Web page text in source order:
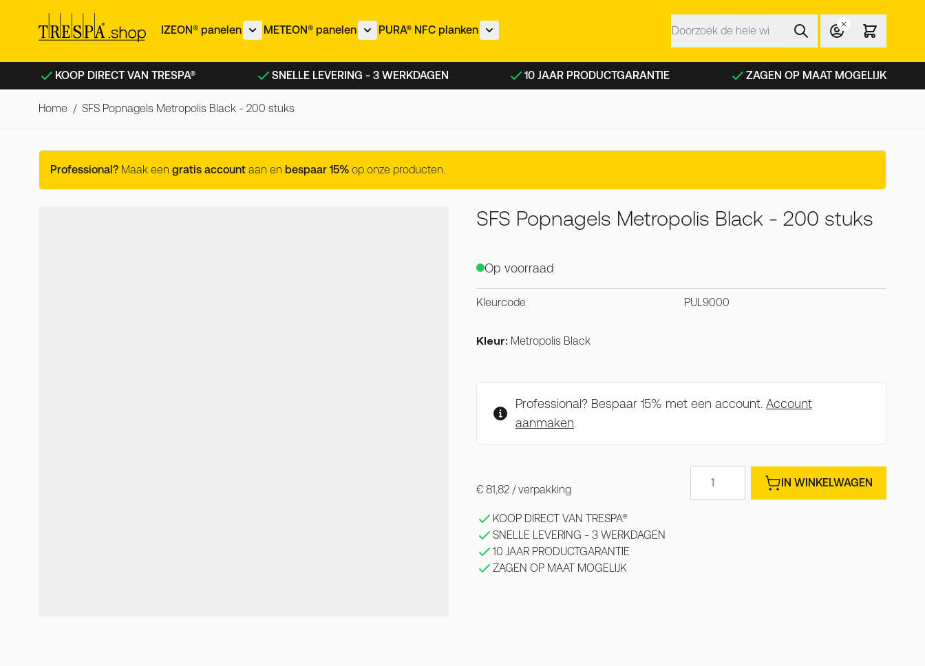
IZEON® panelen
Toon submenu voor IZEON® panelen categorie
METEON® panelen
Toon submenu voor METEON® panelen categorie
PURA® NFC planken
Toon submenu voor PURA® NFC planken categorie
KOOP DIRECT VAN TRESPA® SNELLE LEVERING - 3 WERKDAGEN 10 JAAR PRODUCTGARANTIE ZAGEN OP MAAT MOGELIJK
Home / SFS Popnagels Metropolis Black - 200 stuks
SFS Popnagels Metropolis Black - 200 stuks
Professional? Maak een gratis account aan en bespaar 15% op onze producten.
SFS Popnagels Metropolis Black - 200 stuks
Op voorraad
Kleurcode PUL9000
Kleur: Metropolis Black
Professional? Bespaar 15% met een account. Account
aanmaken.
€ 81,82 / verpakking
IN WINKELWAGEN
KOOP DIRECT VAN TRESPA®
SNELLE LEVERING - 3 WERKDAGEN
10 JAAR PRODUCTGARANTIE
ZAGEN OP MAAT MOGELIJK